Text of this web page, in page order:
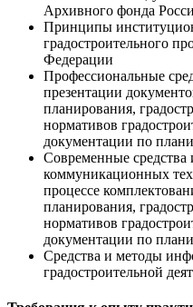
Архивного фонда
Принципы
градостроительного
Федерации
Профессиональные
презентации
планирования,
нормативов
документации по
Современные
коммуникационных
процессе
планирования,
нормативов
документации по
Средства и методы
градостроительной